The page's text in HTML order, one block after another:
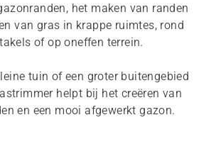
het maken van randen
van gras in krappe ruimtes, rond
of op oneffen terrein.
tuin of een groter buitengebied
helpt bij het creëren van
en een mooi afgewerkt gazon.